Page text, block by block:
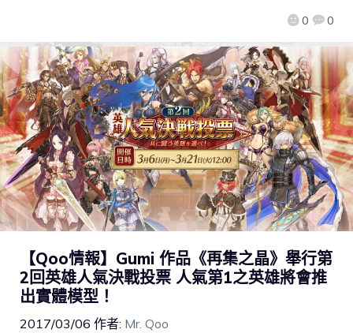
0 0
【Qoo情報】Gumi 作品《再集之晶》舉行第
2回英雄人氣決戰投票 人氣第1之英雄將會推
出實體模型！
2017/03/06 作者: Mr. Qoo